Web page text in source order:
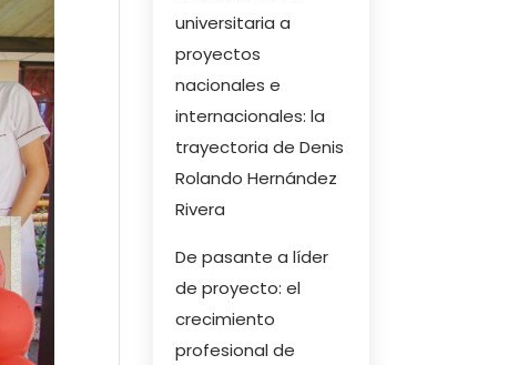
universitaria a
proyectos
nacionales e
internacionales: la
trayectoria de Denis
Rolando Hernández
Rivera
De pasante a líder
de proyecto: el
crecimiento
profesional de